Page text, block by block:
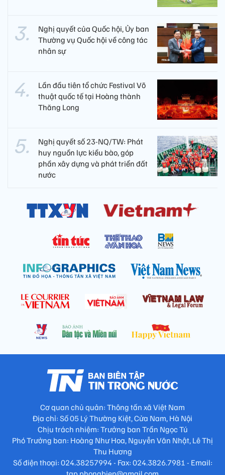
Nghị quyết của Quốc hội, Ủy ban
Thường vụ Quốc hội về công tác
nhân sự
Lần đầu tiên tổ chức Festival Võ
thuật quốc tế tại Hoàng thành
Thăng Long
Nghị quyết số 23-NQ/TW: Phát
huy nguồn lực kiều bào, góp
phần xây dựng và phát triển đất
nước
Cơ quan chủ quản: Thông tấn xã Việt Nam
Địa chỉ: Số 05 Lý Thường Kiệt, Cửa Nam, Hà Nội
Chịu trách nhiệm: Trưởng ban Trần Ngọc Tú
Phó Trưởng ban: Hoàng Như Hoa, Nguyễn Văn Nhật, Lê Thị
Thu Hương
Số điện thoại: 024.38257994 - Fax: 024.3826.7981 - Email: